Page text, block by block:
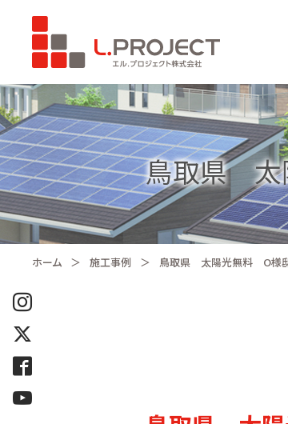
鳥取県 太
ホーム 施工事例 鳥取県 太陽光無料 O様